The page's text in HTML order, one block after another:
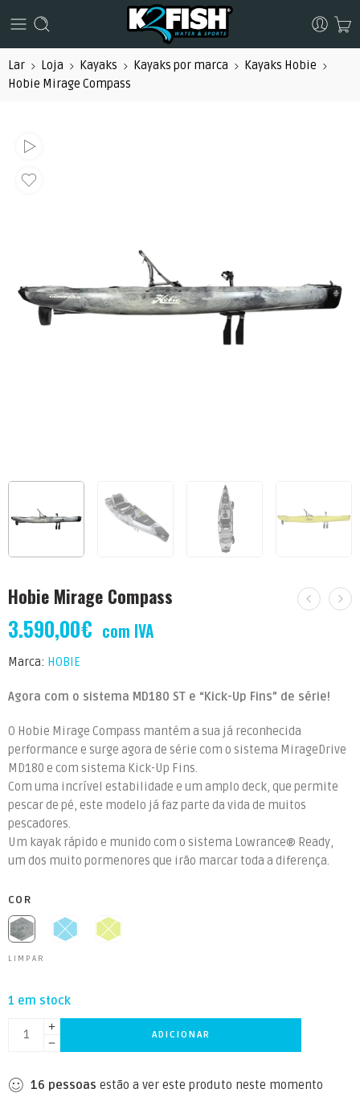
Lar Loja Kayaks Kayaks por marca
Kayaks Hobie
Hobie Mirage Compass
Hobie Mirage Compass
3.590,00€ com IVA
Marca: HOBIE
Agora com o sistema MD180 ST e “Kick-Up Fins” de série!
O Hobie Mirage Compass mantém a sua já reconhecida
performance e surge agora de série com o sistema MirageDrive
MD180 e com sistema Kick-Up Fins.
Com uma incrível estabilidade e um amplo deck, que permite
pescar de pé, este modelo já faz parte da vida de muitos
pescadores.
Um kayak rápido e munido com o sistema Lowrance® Ready,
um dos muito pormenores que irão marcar toda a diferença.
COR
LIMPAR
1 em stock
ADICIONAR
16 pessoas estão a ver este produto neste momento